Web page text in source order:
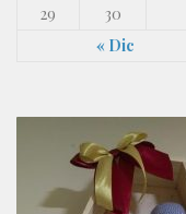
« Dic
29
30